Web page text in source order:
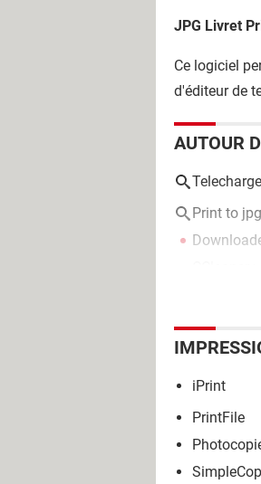
JPG Livret
Ce logiciel
d'éditeur de
AUTOUR
Print to jpg
iPrint
PrintFile